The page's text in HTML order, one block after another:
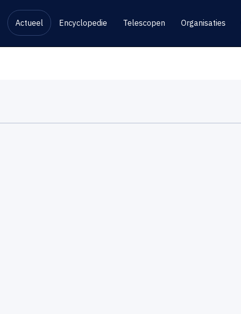
Actueel Encyclopedie Telescopen Organisaties